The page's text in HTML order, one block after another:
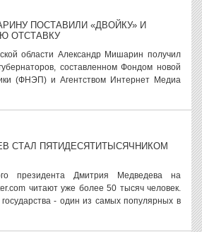
ПОСТАВИЛИ «ДВОЙКУ» И
ОТСТАВКУ
области Александр Мишарин получил
составленном Фондом новой
(ФНЭП) и Агентством Интернет Медиа
СТАЛ ПЯТИДЕСЯТИТЫСЯЧНИКОМ
президента Дмитрия Медведева на
читают уже более 50 тысяч человек.
- один из самых популярных в